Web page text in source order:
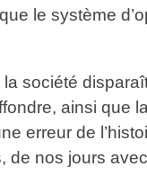
le système
société
ainsi que
erreur de
nos jours